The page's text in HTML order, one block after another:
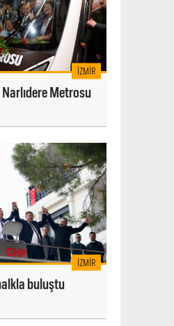
İZMIR
Metrosu
İZMIR
buluştu